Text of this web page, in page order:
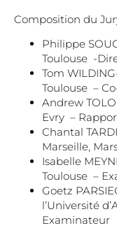
Composition du
Philippe
Toulouse -
Tom
Toulouse –
Andrew
Evry –
Chantal
Marseille,
Isabelle
Toulouse –
Goetz
l’Université
Examinateur